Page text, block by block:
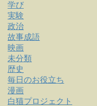
学び
実験
政治
故事成語
映画
未分類
歴史
毎日のお役立ち
漫画
白猫プロジェクト